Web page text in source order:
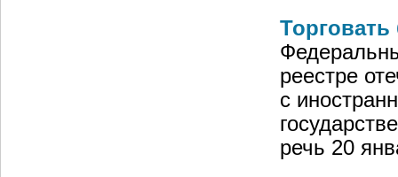
реестре
с
речь 20